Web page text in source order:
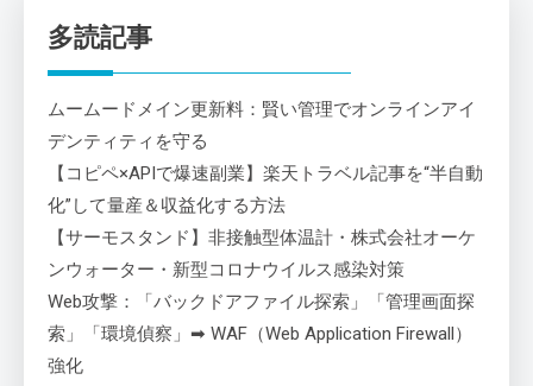
多読記事
ムームードメイン更新料：賢い管理でオンラインアイ
デンティティを守る
【コピペ×APIで爆速副業】楽天トラベル記事を“半自動
化”して量産＆収益化する方法
【サーモスタンド】非接触型体温計・株式会社オーケ
ンウォーター・新型コロナウイルス感染対策
Web攻撃：「バックドアファイル探索」「管理画面探
索」「環境偵察」➡ WAF（Web Application Firewall）
強化